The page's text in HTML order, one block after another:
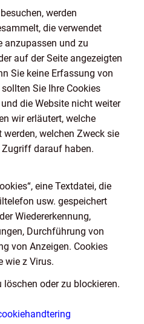
werden
die verwendet
anzupassen und zu
auf der Seite angezeigten
Sie keine Erfassung von
Sie Ihre Cookies
die Website nicht weiter
wir erläutert, welche
welchen Zweck sie
darauf haben.
eine Textdatei, die
usw. gespeichert
Wiedererkennung,
Durchführung von
von Anzeigen. Cookies
wie z Virus.
oder zu blockieren.